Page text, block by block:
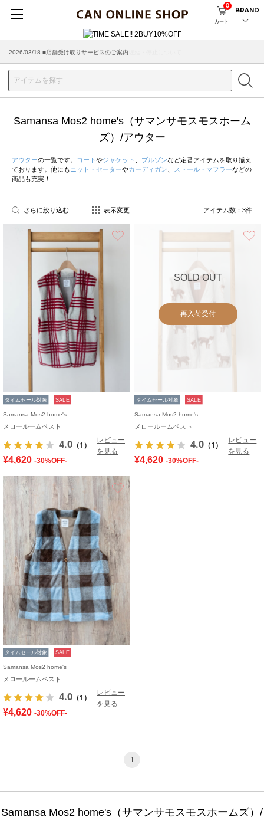
カート
0
BRAND
2026/03/18 ■店舗受け取りサービスのご案内
Samansa Mos2 home's（サマンサモスモスホーム
ズ）/アウター
アウターの一覧です。 コート やジャケット ブルゾンなど定番アイテムを取り揃え
ております。他にも ニット・セーターやカーディガン ストール・マフラーなどの
商品も充実！
さらに絞り込む 表示変更 アイテム数： 3件
お気に入り
タイムセール対象 SALE
Samansa Mos2 home's
メロールームベスト
4.0 （1）
レビュー
を見る
¥4,620 -30%OFF-
SOLD OUT
再入荷受付
タイムセール対象 SALE
Samansa Mos2 home's
メロールームベスト
4.0 （1）
レビュー
を見る
¥4,620 -30%OFF-
お気に入り
タイムセール対象 SALE
Samansa Mos2 home's
メロールームベスト
4.0 （1）
レビュー
を見る
¥4,620 -30%OFF-
1
Samansa Mos2 home's（サマンサモスモスホームズ）/